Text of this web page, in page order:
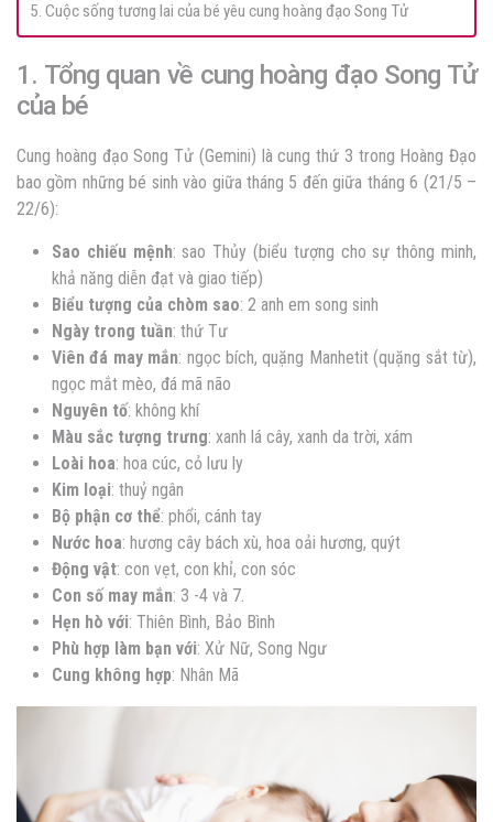
5. Cuộc sống tương lai của bé yêu cung hoàng đạo Song Tử
1. Tổng quan về cung hoàng đạo Song Tử
của bé
Cung hoàng đạo Song Tử (Gemini) là cung thứ 3 trong Hoàng Đạo
bao gồm những bé sinh vào giữa tháng 5 đến giữa tháng 6 (21/5 –
22/6):
Sao chiếu mệnh: sao Thủy (biểu tượng cho sự thông minh,
khả năng diễn đạt và giao tiếp)
Biểu tượng của chòm sao: 2 anh em song sinh
Ngày trong tuần: thứ Tư
Viên đá may mắn: ngọc bích, quặng Manhetit (quặng sắt từ),
ngọc mắt mèo, đá mã não
Nguyên tố: không khí
Màu sắc tượng trưng: xanh lá cây, xanh da trời, xám
Loài hoa: hoa cúc, cỏ lưu ly
Kim loại: thuỷ ngân
Bộ phận cơ thể: phổi, cánh tay
Nước hoa: hương cây bách xù, hoa oải hương, quýt
Động vật: con vẹt, con khỉ, con sóc
Con số may mắn: 3 -4 và 7.
Hẹn hò với: Thiên Bình, Bảo Bình
Phù hợp làm bạn với: Xử Nữ, Song Ngư
Cung không hợp: Nhân Mã